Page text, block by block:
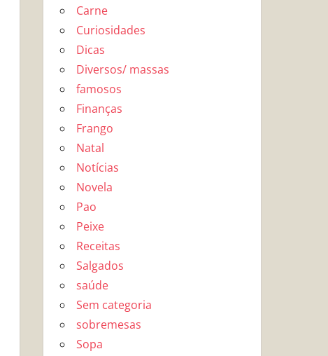
Carne
Curiosidades
Dicas
Diversos/ massas
famosos
Finanças
Frango
Natal
Notícias
Novela
Pao
Peixe
Receitas
Salgados
saúde
Sem categoria
sobremesas
Sopa